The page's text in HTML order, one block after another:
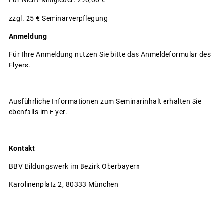
zzgl. 25 € Seminarverpflegung
Anmeldung
Für Ihre Anmeldung nutzen Sie bitte das Anmeldeformular des
Flyers.
Ausführliche Informationen zum Seminarinhalt erhalten Sie
ebenfalls im Flyer.
Kontakt
BBV Bildungswerk im Bezirk Oberbayern
Karolinenplatz 2, 80333 München